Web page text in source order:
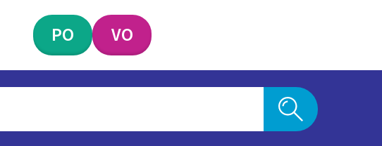
PO VO